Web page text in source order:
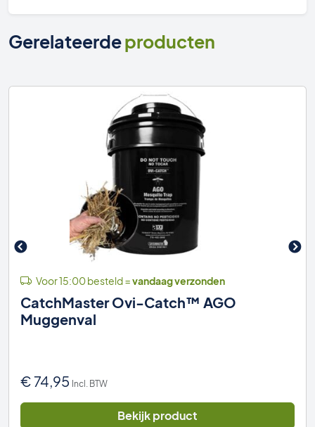
Muggenvanger
Gerelateerdeproducten
Voor 15:00 besteld =vandaag verzonden
CatchMaster Ovi-Catch™ AGO
Muggenval
€74,95 Incl. BTW
Bekijk product